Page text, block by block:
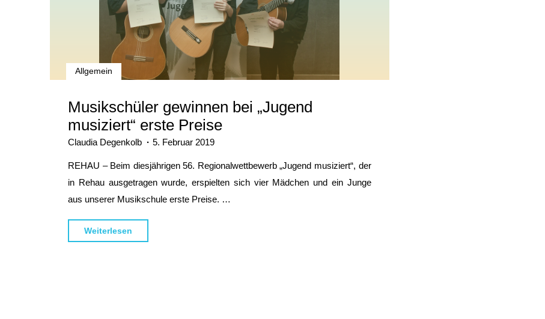
Allgemein
Musikschüler gewinnen bei „Jugend
musiziert“ erste Preise
Claudia Degenkolb 5. Februar 2019
REHAU – Beim diesjährigen 56. Regionalwettbewerb „Jugend musiziert“, der
in Rehau ausgetragen wurde, erspielten sich vier Mädchen und ein Junge
aus unserer Musikschule erste Preise. …
Weiterlesen